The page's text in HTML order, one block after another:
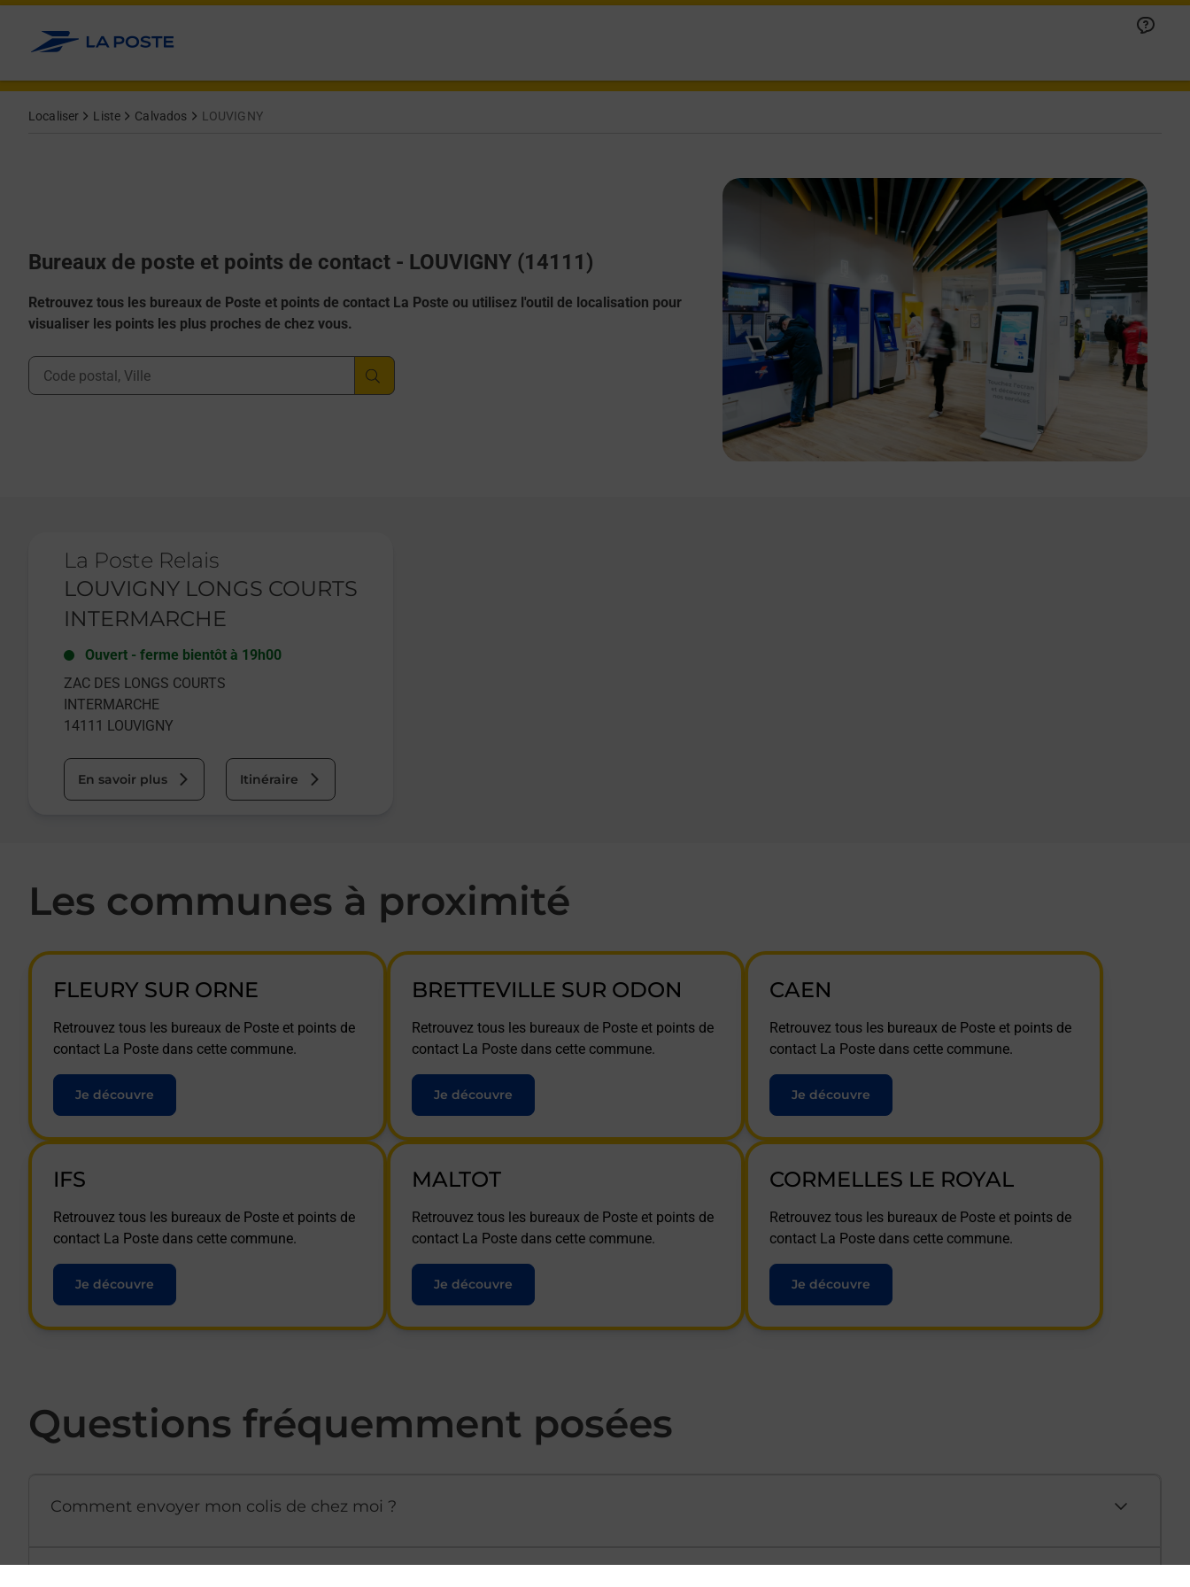
Allez au contenu
Localiser Liste Calvados LOUVIGNY
Bureaux de poste et points de contact - LOUVIGNY (14111)
Retrouvez tous les bureaux de Poste et points de contact La Poste ou utilisez l'outil de localisation pour
visualiser les points les plus proches de chez vous.
Ville, Département, Code Postal
La Poste Relais
LOUVIGNY LONGS COURTS
INTERMARCHE
Ouvert - ferme bientôt à 19h00
ZAC DES LONGS COURTS
INTERMARCHE
14111 LOUVIGNY
En savoir plus Itinéraire
Les communes à proximité
FLEURY SUR ORNE
Retrouvez tous les bureaux de Poste et points de
contact La Poste dans cette commune.
Je découvre
BRETTEVILLE SUR ODON
Retrouvez tous les bureaux de Poste et points de
contact La Poste dans cette commune.
Je découvre
CAEN
Retrouvez tous les bureaux de Poste et points de
contact La Poste dans cette commune.
Je découvre
IFS
Retrouvez tous les bureaux de Poste et points de
contact La Poste dans cette commune.
Je découvre
MALTOT
Retrouvez tous les bureaux de Poste et points de
contact La Poste dans cette commune.
Je découvre
CORMELLES LE ROYAL
Retrouvez tous les bureaux de Poste et points de
contact La Poste dans cette commune.
Je découvre
Questions fréquemment posées
Comment envoyer mon colis de chez moi ?
Afficher ou masquer la réponse
Afficher ou masquer la réponse
Afficher ou masquer la réponse
Afficher ou masquer la réponse
Afficher ou masquer la réponse